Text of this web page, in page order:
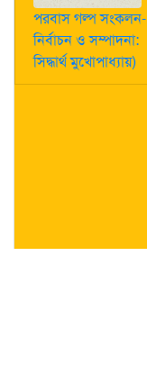
পরবাস গল্প সংকলন-
নির্বাচন ও সম্পাদনা:
সিদ্ধার্থ মুখোপাধ্যায়)